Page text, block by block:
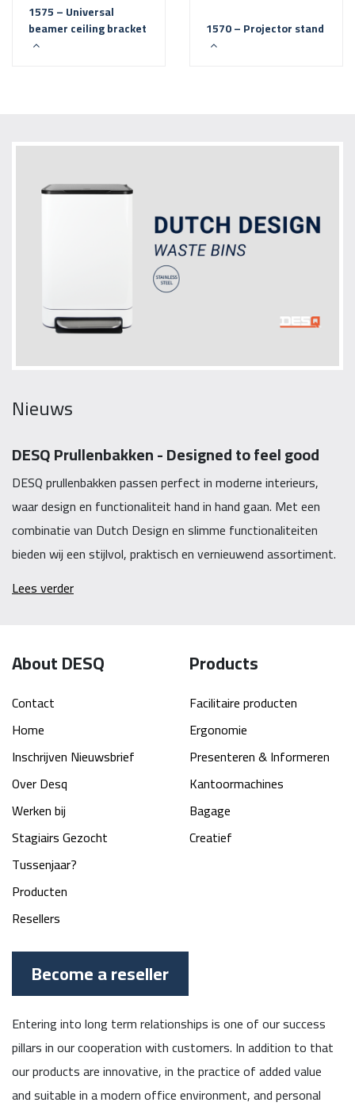
1575 – Universal
beamer ceiling bracket
1570 – Projector stand
Nieuws
DESQ Prullenbakken - Designed to feel good
DESQ prullenbakken passen perfect in moderne interieurs,
waar design en functionaliteit hand in hand gaan. Met een
combinatie van Dutch Design en slimme functionaliteiten
bieden wij een stijlvol, praktisch en vernieuwend assortiment.
Lees verder
About DESQ
Contact
Home
Inschrijven Nieuwsbrief
Over Desq
Werken bij
Stagiairs Gezocht
Tussenjaar?
Producten
Resellers
Products
Facilitaire producten
Ergonomie
Presenteren & Informeren
Kantoormachines
Bagage
Creatief
Become a reseller
Entering into long term relationships is one of our success
pillars in our cooperation with customers. In addition to that
our products are innovative, in the practice of added value
and suitable in a modern office environment, and personal